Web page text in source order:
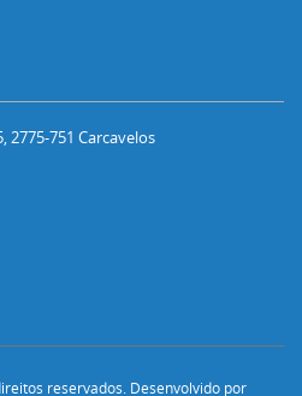
2775-751 Carcavelos
reservados. Desenvolvido por